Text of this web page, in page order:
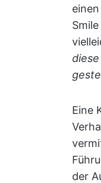
Eine
der